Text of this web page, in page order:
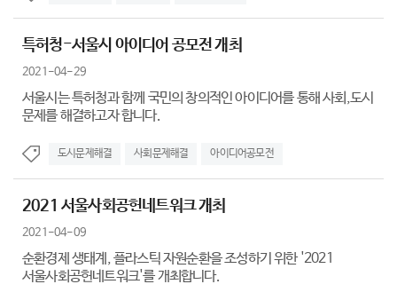
특허청-서울시 아이디어 공모전 개최
2021-04-29
서울시는 특허청과 함께 국민의 창의적인 아이디어를 통해 사회,도시
문제를 해결하고자 합니다.
도시문제해결 사회문제해결 아이디어공모전
2021 서울사회공헌네트워크 개최
2021-04-09
순환경제 생태계, 플라스틱 자원순환을 조성하기 위한 '2021
서울사회공헌네트워크'를 개최합니다.